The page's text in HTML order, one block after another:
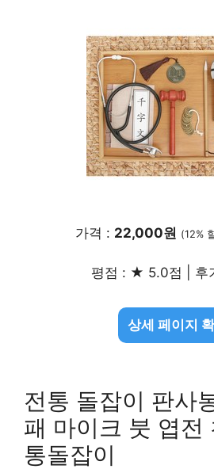
가격 : 22,000원 (12%
평점 : ★ 5.0점 | 후
상세 페이지
전통 돌잡이 판사
패 마이크 붓 엽전
통돌잡이